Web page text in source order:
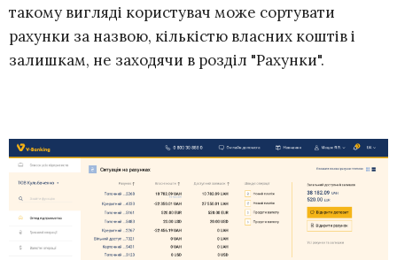
такому вигляді користувач може сортувати
рахунки за назвою, кількістю власних коштів і
залишкам, не заходячи в розділ "Рахунки".